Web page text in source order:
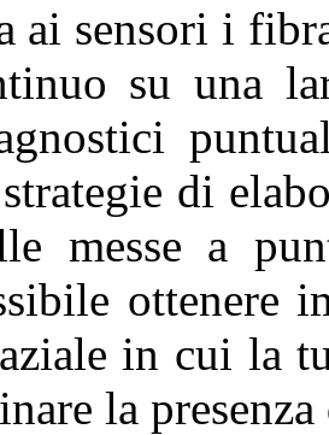
ai sensori i
su una
di
messe a
ottenere
in cui la
la